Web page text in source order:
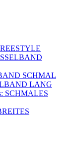
SCHMAL
LANG
SCHMALES